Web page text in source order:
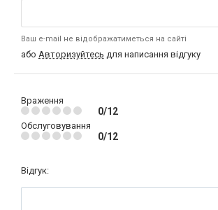
Ваш e-mail не відображатиметься на сайті
або Авторизуйтесь для написання відгуку
Враження
0/12
Обслуговування
0/12
Відгук: